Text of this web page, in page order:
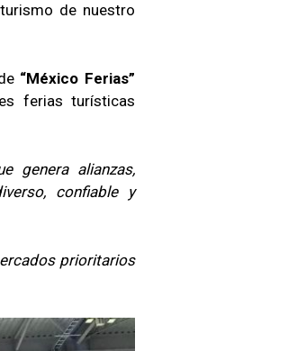
de nuestro
“México Ferias”
ferias turísticas
genera alianzas,
confiable y
prioritarios